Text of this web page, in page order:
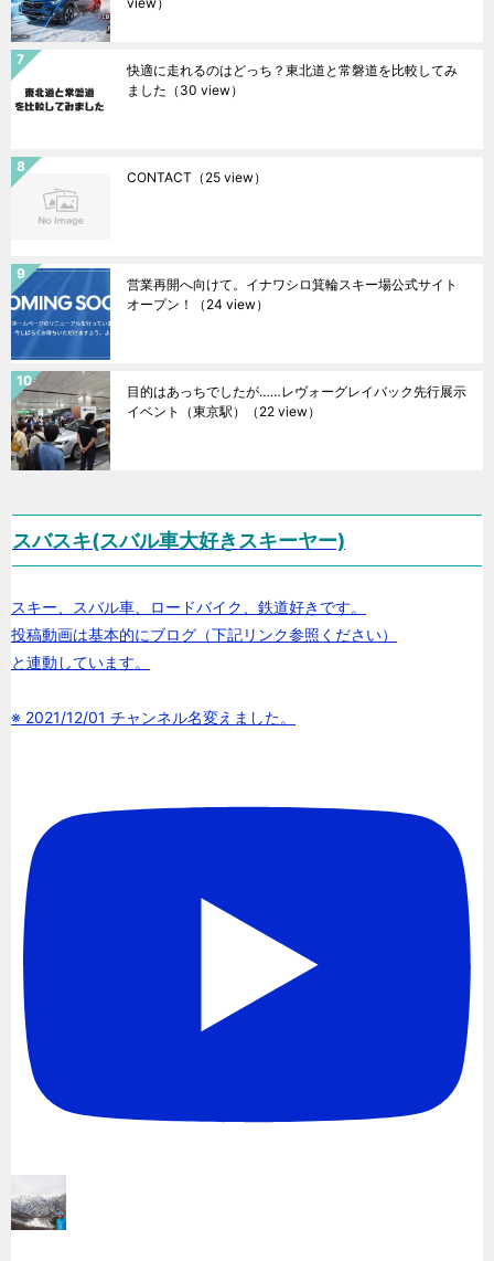
快適に走れるのはどっち？東北道と常磐道を比較してみ
ました （30 view）
CONTACT （25 view）
営業再開へ向けて。イナワシロ箕輪スキー場公式サイト
オープン！
（24 view）
目的はあっちでしたが……レヴォーグレイバック先行展示
イベント（東京駅）
（22 view）
スバスキ(スバル車大好きスキーヤー)
スキー、スバル車、ロードバイク、鉄道好きです。
投稿動画は基本的にブログ（下記リンク参照ください）
と連動しています。
※ 2021/12/01 チャンネル名変えました。